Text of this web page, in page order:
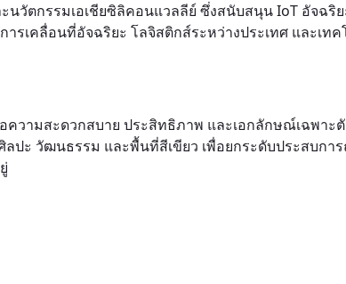
นวัตกรรมเอเชียซิลิคอนแวลลีย์ ซึ่งสนับสนุน IoT อัจฉ
คลื่อนที่อัจฉริยะ โลจิสติกส์ระหว่างประเทศ และเทค
วามสะดวกสบาย ประสิทธิภาพ และเอกลักษณ์เฉพา
ะ วัฒนธรรม และพื้นที่สีเขียว เพื่อยกระดับประสบกา